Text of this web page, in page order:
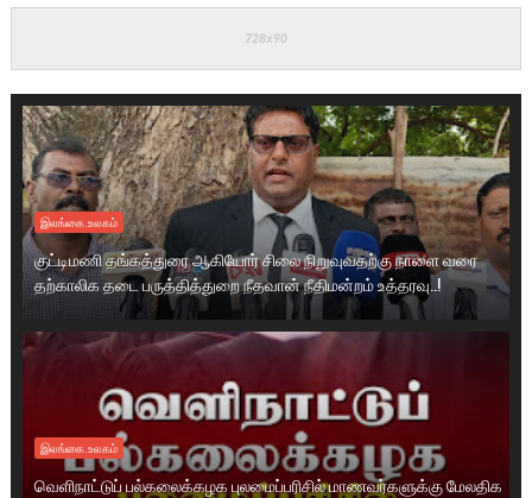
இலங்கை.உலகம்
குட்டிமணி தங்கத்துரை ஆகியோர் சிலை நிறுவுவதற்கு நாளை வரை
தற்காலிக தடை பருத்தித்துறை நீதவான் நீதிமன்றம் உத்தரவு..!
இலங்கை.உலகம்
வெளிநாட்டுப் பல்கலைக்கழக புலமைப்பரிசில் மாணவர்களுக்கு மேலதிக